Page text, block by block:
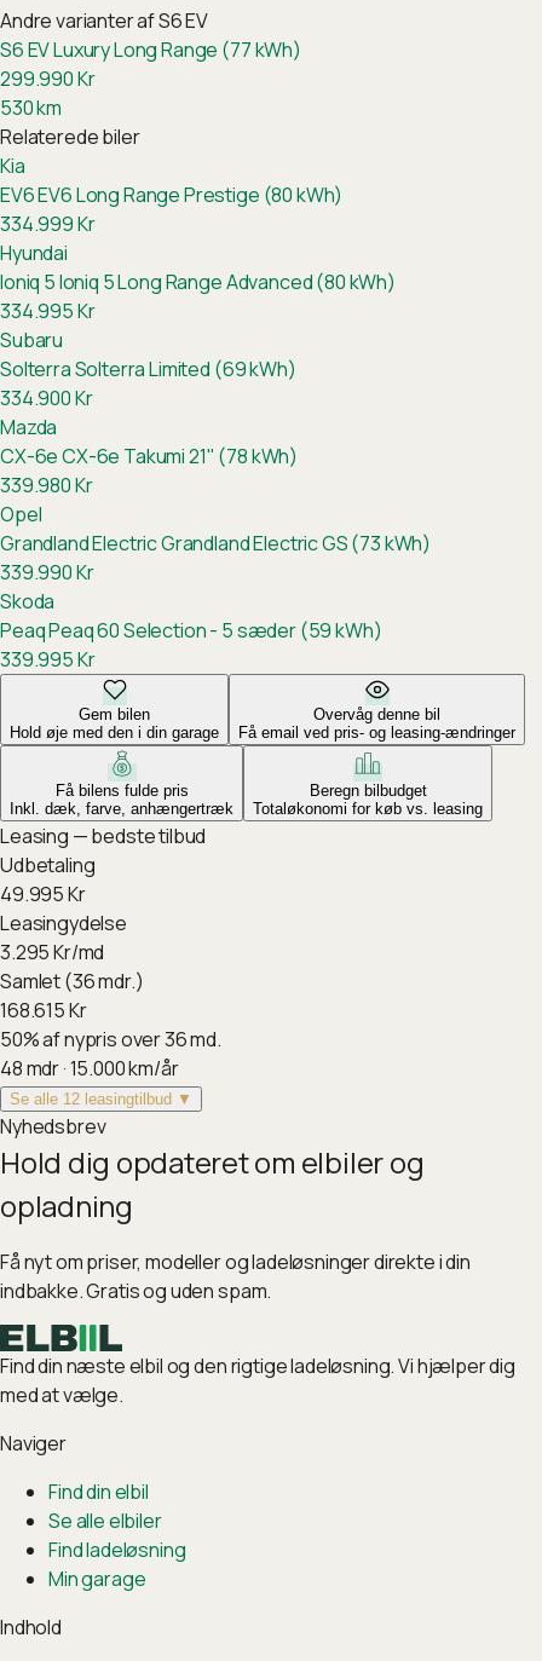
Andre varianter afS6 EV
S6 EV Luxury Long Range (77 kWh)
299.990Kr
530km
Relaterede biler
Kia
EV6EV6 Long Range Prestige (80 kWh)
334.999Kr
Hyundai
Ioniq 5Ioniq 5 Long Range Advanced (80 kWh)
334.995Kr
Subaru
SolterraSolterra Limited (69 kWh)
334.900Kr
Mazda
CX-6eCX-6e Takumi 21" (78 kWh)
339.980Kr
Opel
Grandland ElectricGrandland Electric GS (73 kWh)
339.990Kr
Skoda
PeaqPeaq 60 Selection - 5 sæder (59 kWh)
339.995Kr
Gem bilen
Hold øje med den i din garage
Overvåg denne bil
Få email ved pris- og leasing-ændringer
Få bilens fulde pris
Inkl. dæk, farve, anhængertræk
Beregn bilbudget
Totaløkonomi for køb vs. leasing
Leasing — bedste tilbud
Udbetaling
49.995Kr
Leasingydelse
3.295Kr/md
Samlet (36 mdr.)
168.615Kr
50%af nypris over 36 md.
48mdr ·15.000km/år
Se alle 12 leasingtilbud ▼
Nyhedsbrev
Hold dig opdateret om elbiler og
opladning
Få nyt om priser, modeller og ladeløsninger direkte i din
indbakke. Gratis og uden spam.
Find din næste elbil og den rigtige ladeløsning. Vi hjælper dig
med at vælge.
Naviger
Find din elbil
Se alle elbiler
Find ladeløsning
Min garage
Indhold